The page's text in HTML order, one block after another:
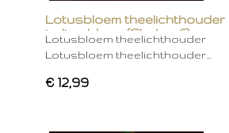
Lotusbloem theelichthouder
indigo blauw (Chakra 6)
Lotusbloem theelichthouder
Lotusbloem theelichthouder…
€ 12,99